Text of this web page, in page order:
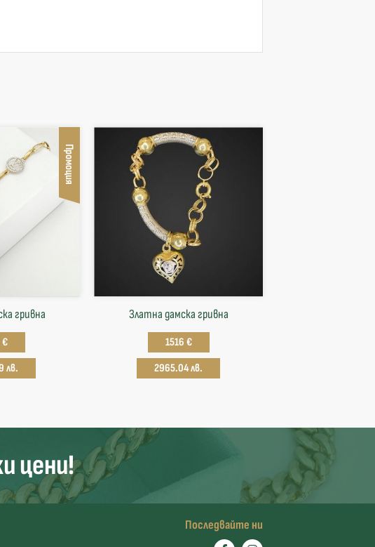
Промоция
гривна
€
лв.
Златна дамска гривна
1516 €
2965.04 лв.
цени!
Последвайте ни